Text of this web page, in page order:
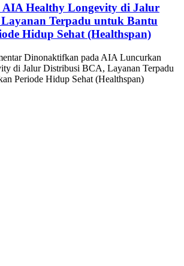
Healthy Longevity di Jalur
Terpadu untuk Bantu
Hidup Sehat (Healthspan)
Dinonaktifkan pada AIA Luncurkan
di Jalur Distribusi BCA, Layanan Terpadu
Periode Hidup Sehat (Healthspan)